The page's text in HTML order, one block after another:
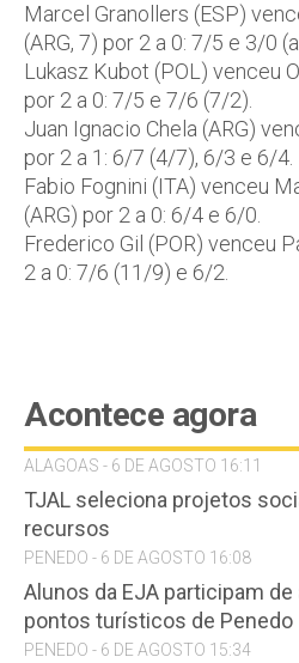
Marcel Granollers (ESP)
(ARG, 7) por 2 a 0: 7/5 e 3/0
Lukasz Kubot (POL) venceu
por 2 a 0: 7/5 e 7/6 (7/2).
Juan Ignacio Chela (ARG)
por 2 a 1: 6/7 (4/7), 6/3 e 6/4.
Fabio Fognini (ITA) venceu
(ARG) por 2 a 0: 6/4 e 6/0.
Frederico Gil (POR) venceu
2 a 0: 7/6 (11/9) e 6/2.
Acontece agora
ALAGOAS - 6 DE AGOSTO 16:11
TJAL seleciona projetos
recursos
PENEDO - 6 DE AGOSTO 16:08
Alunos da EJA participam
pontos turísticos de Penedo
PENEDO - 6 DE AGOSTO 15:34